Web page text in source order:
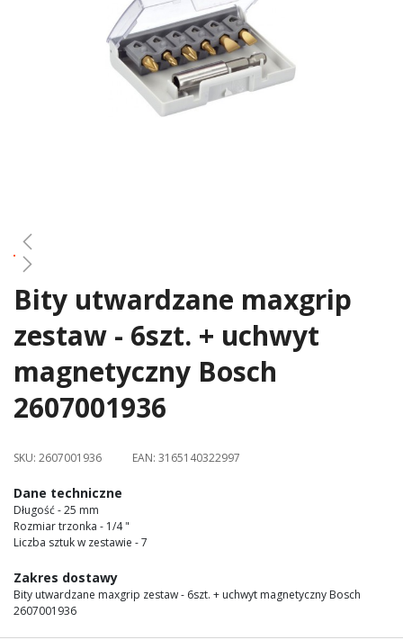
Skip
the
of
the
images
Bity utwardzane maxgrip
zestaw - 6szt. + uchwyt
magnetyczny Bosch
2607001936
SKU: 2607001936 EAN: 3165140322997
Dane techniczne
Długość - 25 mm
Rozmiar trzonka - 1/4 "
Liczba sztuk w zestawie - 7
Zakres dostawy
Bity utwardzane maxgrip zestaw - 6szt. + uchwyt magnetyczny Bosch
2607001936